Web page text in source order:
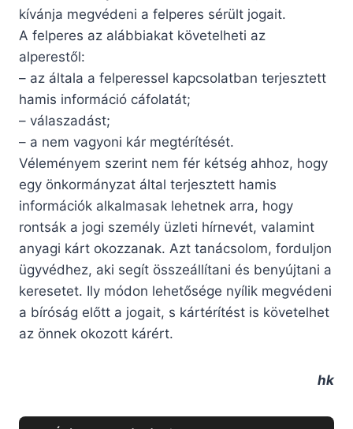
kívánja megvédeni a felperes sérült jogait.
A felperes az alábbiakat követelheti az
alperestől:
– az általa a felperessel kapcsolatban terjesztett
hamis információ cáfolatát;
– válaszadást;
– a nem vagyoni kár megtérítését.
Véleményem szerint nem fér kétség ahhoz, hogy
egy önkormányzat által terjesztett hamis
információk alkalmasak lehetnek arra, hogy
rontsák a jogi személy üzleti hírnevét, valamint
anyagi kárt okozzanak. Azt tanácsolom, forduljon
ügyvédhez, aki segít összeállítani és benyújtani a
keresetet. Ily módon lehetősége nyílik megvédeni
a bíróság előtt a jogait, s kártérítést is követelhet
az önnek okozott kárért.
hk